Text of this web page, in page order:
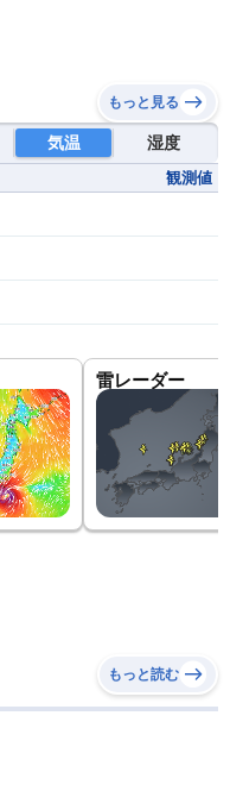
もっと見る
気温 湿度
観測値
雷レーダー
もっと読む